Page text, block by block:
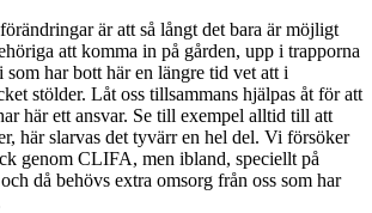
är att så långt det bara är möjligt
att komma in på gården, upp i trapporna
har bott här en längre tid vet att i
stölder. Låt oss tillsammans hjälpas åt för att
här ett ansvar. Se till exempel alltid till att
här slarvas det tyvärr en hel del. Vi försöker
genom CLIFA, men ibland, speciellt på
då behövs extra omsorg från oss som har